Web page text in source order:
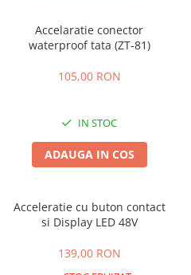
Baterii 60V
Camere
Cauciucuri
Incarcatoare
⬇ TIPURI
Dama
Ieftine
Accelaratie conector
waterproof tata (ZT-81)
105,00 RON
IN STOC
ADAUGA IN COS
Acceleratie cu buton contact
si Display LED 48V
139,00 RON